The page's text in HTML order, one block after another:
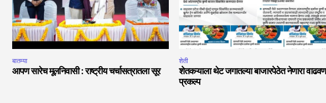
बातम्या
आपण सारेच मूलनिवासी : राष्ट्रीय चर्चासत्रातला सूर
शेती
शेतकऱ्याला थेट जगातल्या बाजारपेठेत नेणारा वाढवण
प्रकल्प